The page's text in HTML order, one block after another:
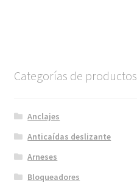
Categorías de productos
Anclajes
Anticaídas deslizante
Arneses
Bloqueadores